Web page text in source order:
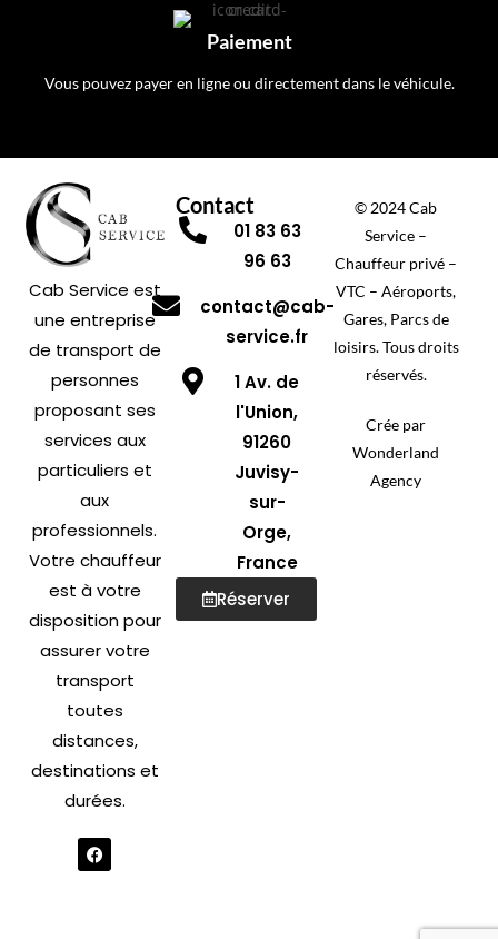
Paiement
Vous pouvez payer en ligne ou directement dans le véhicule.
Cab Service est
une entreprise
de transport de
personnes
proposant ses
services aux
particuliers et
aux
professionnels.
Votre chauffeur
est à votre
disposition pour
assurer votre
transport
toutes
distances,
destinations et
durées.
Contact
01 83 63
96 63
contact@cab-
service.fr
1 Av. de
l'Union,
91260
Juvisy-
sur-
Orge,
France
Réserver
© 2024 Cab
Service –
Chauffeur privé –
VTC – Aéroports,
Gares, Parcs de
loisirs. Tous droits
réservés.
Crée par
Wonderland
Agency